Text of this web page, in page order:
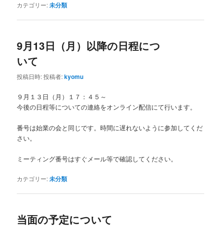
カテゴリー:未分類
9月13日（月）以降の日程につ
いて
投稿日時:投稿者:kyomu
９月１３日（月）１７：４５～
今後の日程等についての連絡をオンライン配信にて行います。
番号は始業の会と同じです。時間に遅れないように参加してくだ
さい。
ミーティング番号はすぐメール等で確認してください。
カテゴリー:未分類
当面の予定について